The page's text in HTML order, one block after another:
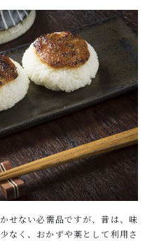
せない必需品ですが、昔は、味
なく、おかずや薬として利用さ